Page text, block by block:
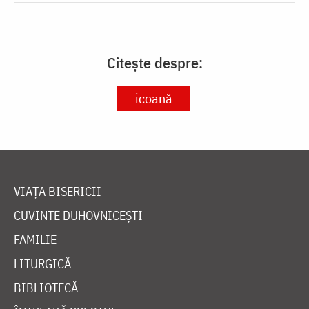
Citește despre:
icoană
VIAȚA BISERICII
CUVINTE DUHOVNICEȘTI
FAMILIE
LITURGICĂ
BIBLIOTECĂ